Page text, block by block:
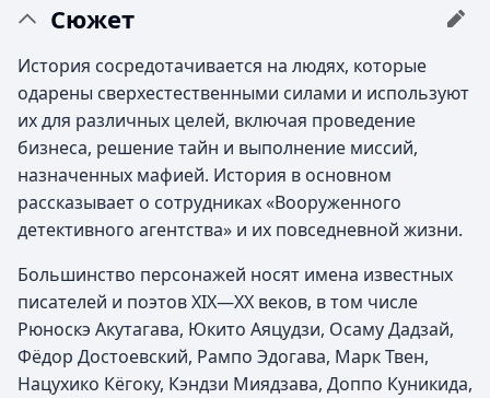
Сюжет
История сосредотачивается на людях, которые
одарены сверхестественными силами и используют
их для различных целей, включая проведение
бизнеса, решение тайн и выполнение миссий,
назначенных мафией. История в основном
рассказывает о сотрудниках «Вооруженного
детективного агентства» и их повседневной жизни.
Большинство персонажей носят имена известных
писателей и поэтов XIX—XX веков, в том числе
Рюноскэ Акутагава, Юкито Аяцудзи, Осаму Дадзай,
Фёдор Достоевский, Рампо Эдогава, Марк Твен,
Нацухико Кёгоку, Кэндзи Миядзава, Доппо Куникида,